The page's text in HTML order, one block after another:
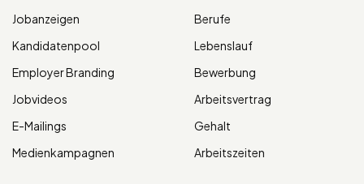
Jobanzeigen
Kandidatenpool
Employer Branding
Jobvideos
E-Mailings
Medienkampagnen
Berufe
Lebenslauf
Bewerbung
Arbeitsvertrag
Gehalt
Arbeitszeiten